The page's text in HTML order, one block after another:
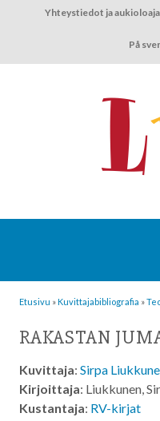
Yhteystiedot ja
På
Etusivu »Kuvittaja­bibliografia »
RAKASTAN
Kuvittaja: Sirpa
Kirjoittaja: Liukkunen,
Kustantaja: RV-kirjat